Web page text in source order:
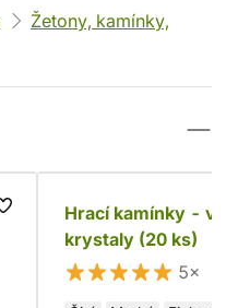
Žetony, kamínky,
Hrací kamínky -
krystaly (20 ks)
5×